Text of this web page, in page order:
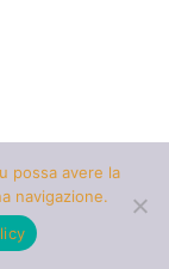
possa avere la
navigazione.